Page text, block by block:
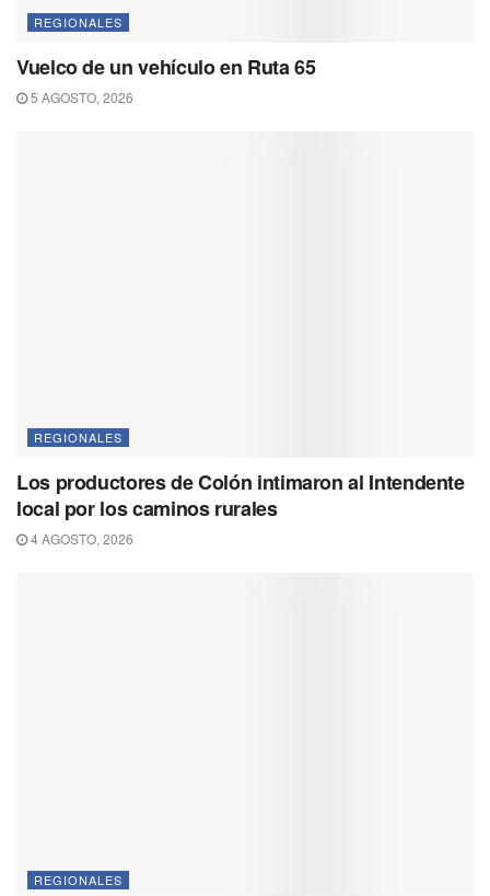
REGIONALES
Vuelco de un vehículo en Ruta 65
5 AGOSTO, 2026
REGIONALES
Los productores de Colón intimaron al Intendente
local por los caminos rurales
4 AGOSTO, 2026
REGIONALES